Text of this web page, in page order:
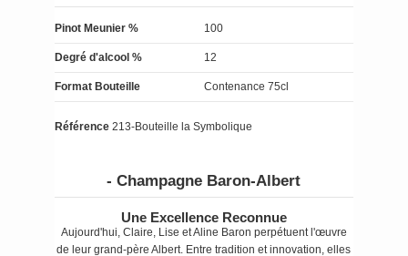
Pinot Meunier % 100
Degré d'alcool % 12
Format Bouteille Contenance 75cl
Référence 213-Bouteille la Symbolique
- Champagne Baron-Albert
Une Excellence Reconnue
Aujourd'hui, Claire, Lise et Aline Baron perpétuent l'œuvre
de leur grand-père Albert. Entre tradition et innovation, elles